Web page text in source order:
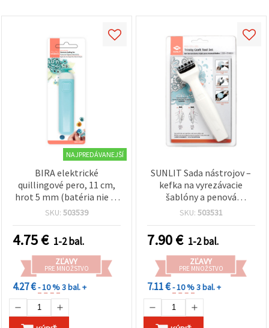
NAJPREDÁVANEJŠÍ
BIRA elektrické
quillingové pero, 11 cm,
hrot 5 mm (batéria nie je
súčasťou balenia)
SKU: 503539
4.75€ 1-2 bal.
ZĽAVY
PRE MNOŽSTVO
4.27 €- 10 %3 bal. +
SUNLIT Sada nástrojov –
kefka na vyrezávacie
šablóny a penová
podložka na čistenie
SKU: 503531
7.90€ 1-2 bal.
ZĽAVY
PRE MNOŽSTVO
7.11 €- 10 %3 bal. +